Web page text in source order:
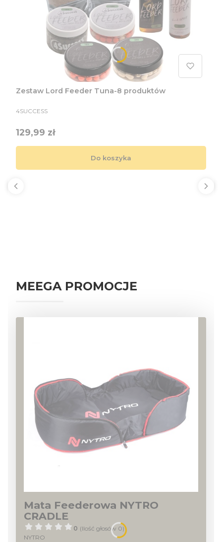
Zestaw Lord Feeder Tuna-8 produktów
PRODUCENT
4SUCCESS
Cena
129,99 zł
Do koszyka
MEEGA PROMOCJE
Mata Feederowa NYTRO
CRADLE
0 (Ilość głosów 0)
NYTRO